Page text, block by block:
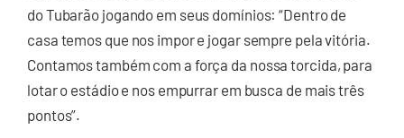
do Tubarão jogando em seus domínios: “Dentro de
casa temos que nos impor e jogar sempre pela vitória.
Contamos também com a força da nossa torcida, para
lotar o estádio e nos empurrar em busca de mais três
pontos”.